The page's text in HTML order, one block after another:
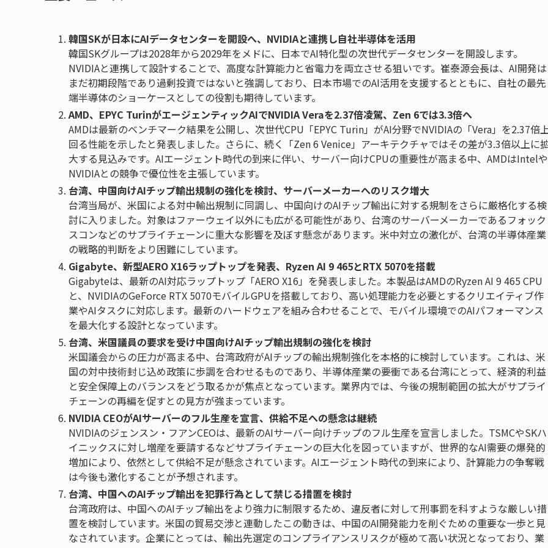
韓国SKが日本にAIデータセンターを開設へ、NVIDIAと連携し自社半導体を活用
韓国SKグループは2028年から2029年をメドに、日本でAI特化型の次世代データセンターを開設します。
NVIDIAと連携して設計することで、高度な計算能力と省電力を両立させる狙いです。崔泰源会長は、AI開発は
まだ初期段階であり過剰投資ではないと強調しており、日本市場でのAI活用を支援するとともに、自社の最先
端半導体のショーケースとしての役割も期待しています。
AMD、EPYC TurinがエージェンティックAIでNVIDIA Veraを2.37倍凌駕、Zen 6では3.3倍へ
AMDは最新のベンチマーク結果を公開し、次世代CPU「EPYC Turin」がAI分野でNVIDIAの「Vera」を2.37倍
回る性能を示したと発表しました。さらに、続く「Zen 6 Venice」アーキテクチャではその差が3.3倍以上に
大する見込みです。AIエージェント時代の到来に伴い、サーバー向けCPUの重要性が高まる中、AMDはIntelや
NVIDIAとの競争で優位性を主張しています。
台湾、中国向けAIチップ輸出規制の強化を検討、サーバーメーカーへのリスク増大
台湾当局が、米国による対中輸出規制に同調し、中国向けのAIチップ輸出に対する規制をさらに厳格化する検
討に入りました。対象はファーウェイ以外にも広がる可能性があり、台湾のサーバーメーカーであるフォック
スコンなどのサプライチェーンに重大な影響を及ぼす懸念があります。米中対立の激化が、台湾の半導体産業
の戦略的判断をより困難にしています。
Gigabyte、新型AERO X16ラップトップを発表、Ryzen AI 9 465とRTX 5070を搭載
Gigabyteは、最新のAI対応ラップトップ「AERO X16」を発表しました。本製品はAMDのRyzen AI 9 465 CPU
と、NVIDIAのGeForce RTX 5070モバイルGPUを搭載しており、高い処理能力を必要とするクリエイティブ作
業やAIタスクに対応します。最新のハードウェアを組み合わせることで、モバイル環境でのAIパフォーマンス
を最大化する設計となっています。
台湾、米国議員の要求を受け中国向けAIチップ輸出規制の強化を検討
米国議会からの圧力が高まる中、台湾政府がAIチップの輸出規制強化を本格的に検討しています。これは、米
国の対中技術封じ込め政策に歩調を合わせるものであり、半導体産業の要衝である台湾にとって、経済的利益
と安全保障上のバランスをどう取るかが焦点となっています。業界内では、今後の規制範囲の拡大がサプライ
チェーンの再編を促すとの見方が強まっています。
NVIDIA CEOがAIサーバーのフル生産を宣言、供給不足への懸念は継続
NVIDIAのジェンスン・フアンCEOは、最新のAIサーバー向けチップのフル生産を宣言しました。TSMCやSKハ
イニックスに対し増産を要請するなどサプライチェーンの巨大化を図っていますが、世界的なAI需要の爆発的
増加により、依然として供給不足が懸念されています。AIエージェント時代の到来により、計算能力の争奪戦
は今後も激化することが予想されます。
台湾、中国へのAIチップ輸出を犯罪行為として禁じる措置を検討
台湾政府は、中国へのAIチップ輸出をより強力に制限するため、違反者に対して刑事罰を科すような厳しい措
置を検討しています。米国の貿易交渉と連動したこの動きは、中国のAI開発能力を削ぐための重要な一歩と見
なされています。企業にとっては、輸出先選定のコンプライアンスリスクが極めて高い状況となっており、業